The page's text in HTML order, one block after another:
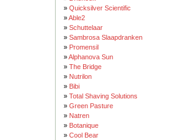
» Quicksilver Scientific
»Able2
» Schuttelaar
» Sambrosa Slaapdranken
» Promensil
»Alphanova Sun
» The Bridge
» Nutrilon
» Bibi
» Total Shaving Solutions
» Green Pasture
» Natren
» Botanique
» Cool Bear